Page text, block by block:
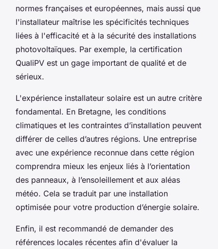
normes françaises et européennes, mais aussi que
l'installateur maîtrise les spécificités techniques
liées à l'efficacité et à la sécurité des installations
photovoltaïques. Par exemple, la certification
QualiPV est un gage important de qualité et de
sérieux.
L'expérience installateur solaire est un autre critère
fondamental. En Bretagne, les conditions
climatiques et les contraintes d’installation peuvent
différer de celles d’autres régions. Une entreprise
avec une expérience reconnue dans cette région
comprendra mieux les enjeux liés à l’orientation
des panneaux, à l’ensoleillement et aux aléas
météo. Cela se traduit par une installation
optimisée pour votre production d’énergie solaire.
Enfin, il est recommandé de demander des
références locales récentes afin d'évaluer la